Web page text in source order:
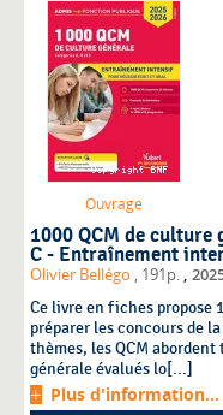
Ouvrage
1000 QCM de culture
C - Entraînement
Olivier Bellégo , 191p. ,
Ce livre en fiches propose
préparer les concours de
thèmes, les QCM
générale évalués lo[...]
Plus d'information...